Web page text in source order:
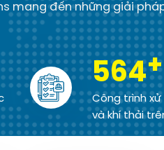
mang đến những giải
565+
Công trình
và khí thải